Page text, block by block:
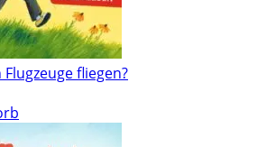
fliegen?